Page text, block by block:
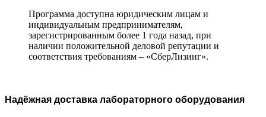
Программа доступна юридическим лицам и
индивидуальным предпринимателям,
зарегистрированным более 1 года назад, при
наличии положительной деловой репутации и
соответствия требованиям – «СберЛизинг».
Надёжная доставка лабораторного оборудования